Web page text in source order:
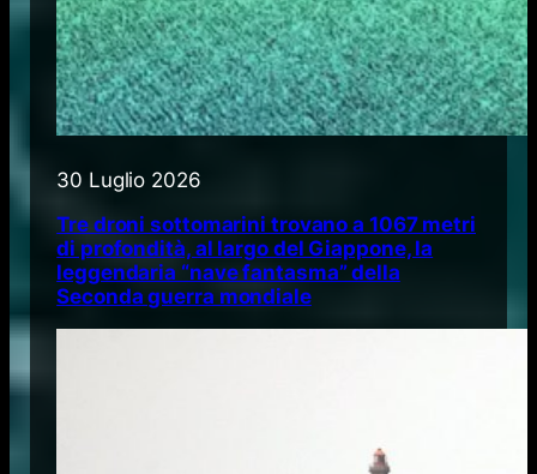
30 Luglio 2026
Tre droni sottomarini trovano a 1067 metri
di profondità, al largo del Giappone, la
leggendaria “nave fantasma” della
Seconda guerra mondiale